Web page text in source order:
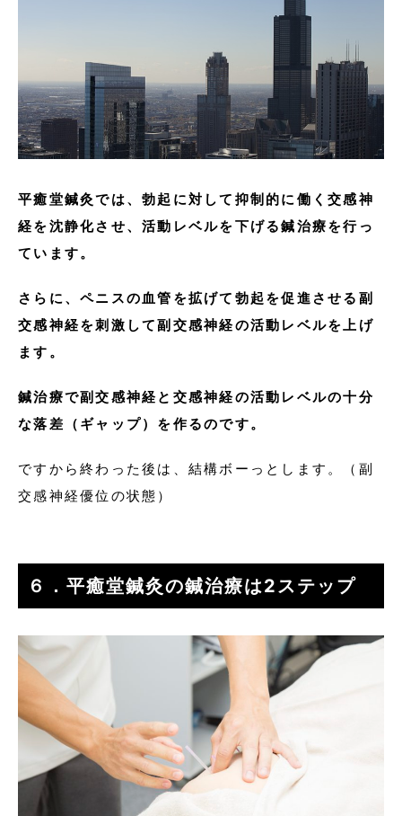
平癒堂鍼灸では、勃起に対して抑制的に働く交感神
経を沈静化させ、活動レベルを下げる鍼治療を行っ
ています。
さらに、ペニスの血管を拡げて勃起を促進させる副
交感神経を刺激して副交感神経の活動レベルを上げ
ます。
鍼治療で副交感神経と交感神経の活動レベルの十分
な落差（ギャップ）を作るのです。
ですから終わった後は、結構ボーっとします。（副
交感神経優位の状態）
６．平癒堂鍼灸の鍼治療は2ステップ